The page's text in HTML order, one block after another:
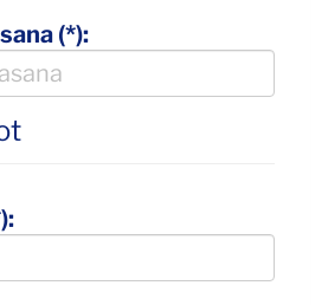
(*):